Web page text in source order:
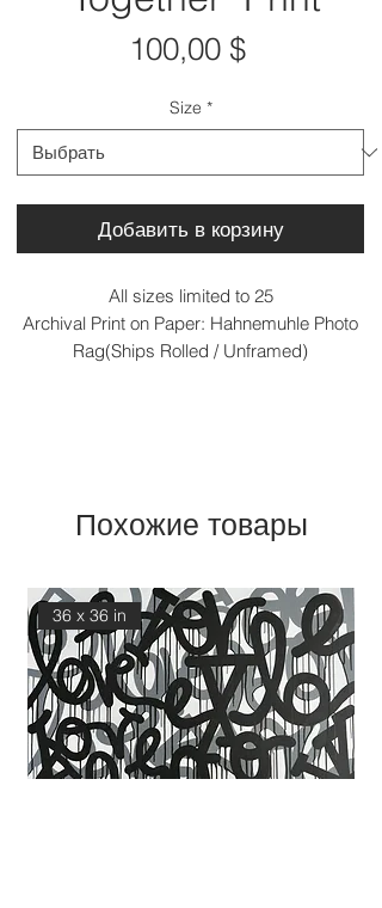
100,00 $Цена
Size *
Добавить в корзину
All sizes limited to 25
Archival Print on Paper: Hahnemuhle Photo
Rag(Ships Rolled / Unframed)
Похожие товары
36 x 36 in